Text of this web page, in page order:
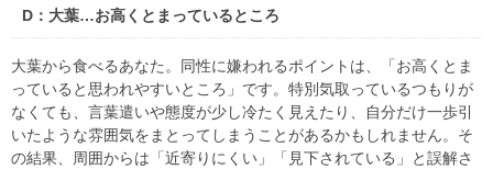
D：大葉…お高くとまっているところ
大葉から食べるあなた。同性に嫌われるポイントは、「お高くとま
っていると思われやすいところ」です。特別気取っているつもりが
なくても、言葉遣いや態度が少し冷たく見えたり、自分だけ一歩引
いたような雰囲気をまとってしまうことがあるかもしれません。そ
の結果、周囲からは「近寄りにくい」「見下されている」と誤解さ